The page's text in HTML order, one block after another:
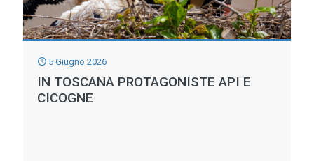
5 Giugno 2026
IN TOSCANA PROTAGONISTE API E
CICOGNE